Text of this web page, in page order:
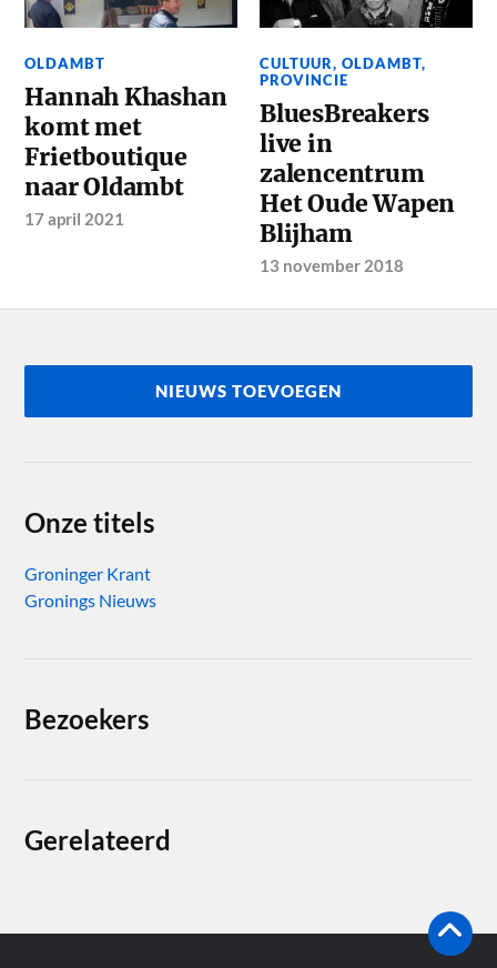
OLDAMBT
Hannah Khashan
komt met
Frietboutique
naar Oldambt
17 april 2021
CULTUUR,OLDAMBT,
PROVINCIE
BluesBreakers
live in
zalencentrum
Het Oude Wapen
Blijham
13 november 2018
NIEUWS TOEVOEGEN
Onze titels
Groninger Krant
Gronings Nieuws
Bezoekers
Gerelateerd